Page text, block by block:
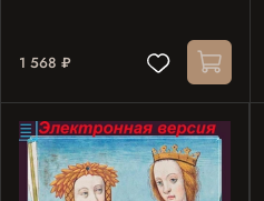
1 568 ₽